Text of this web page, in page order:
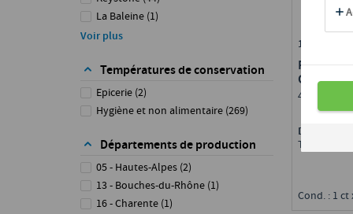
La Baleine (1)
Lacor
Voir plus
Températures de conservation
Epicerie (2)
Hygiène et non alimentaire (269)
Départements de production
05 - Hautes-Alpes (2)
13 - Bouches-du-Rhône (1)
16 - Charente (1)
15169
OUATE
450 feuilles
Disponible
Toute France
Cond. : 1 ct